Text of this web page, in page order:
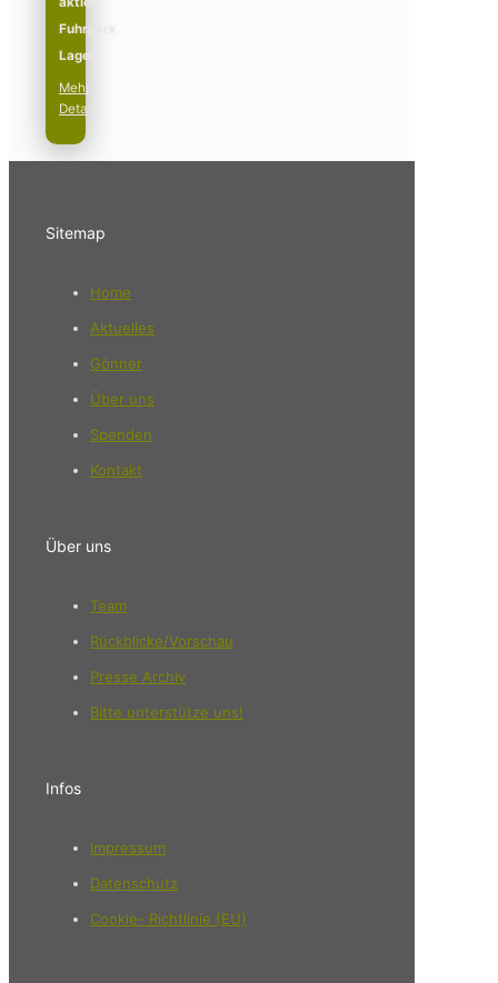
Fuhrpark
Lager
Mehr
Details
Sitemap
Home
Aktuelles
Gönner
Über uns
Spenden
Kontakt
Über uns
Team
Rückblicke/Vorschau
Presse Archiv
Bitte unterstütze uns!
Infos
Impressum
Datenschutz
Cookie- Richtlinie (EU)